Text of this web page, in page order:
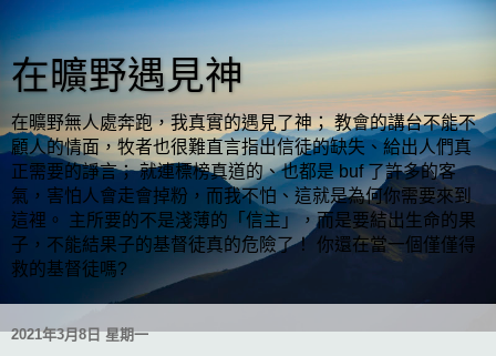
在曠野遇見神
在曠野無人處奔跑，我真實的遇見了神； 教會的講台不能不
顧人的情面，牧者也很難直言指出信徒的缺失、給出人們真
正需要的諍言； 就連標榜真道的、也都是 buf 了許多的客
氣，害怕人會走會掉粉，而我不怕、這就是為何你需要來到
這裡。 主所要的不是淺薄的「信主」，而是要結出生命的果
子，不能結果子的基督徒真的危險了！ 你還在當一個僅僅得
救的基督徒嗎?
2021年3月8日 星期一